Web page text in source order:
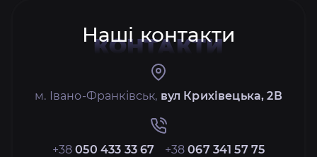
Наші контакти
КОНТАКТИ
м. Івано-Франківськ, вул Крихівецька, 2В
+38050 433 33 67 +38067 341 57 75